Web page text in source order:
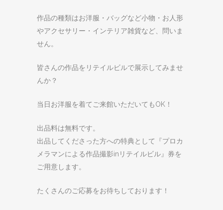
作品の種類はお洋服・バッグなど小物・お人形
やアクセサリー・インテリア雑貨など、問いま
せん。
皆さんの作品をリテイルビルで展示してみませ
んか？
当日お洋服を着てご来館いただいてもOK！
出品料は無料です。
出品してくださった方への特典として『プロカ
メラマンによる作品撮影inリテイルビル』券を
ご用意します。
たくさんのご応募をお待ちしております！